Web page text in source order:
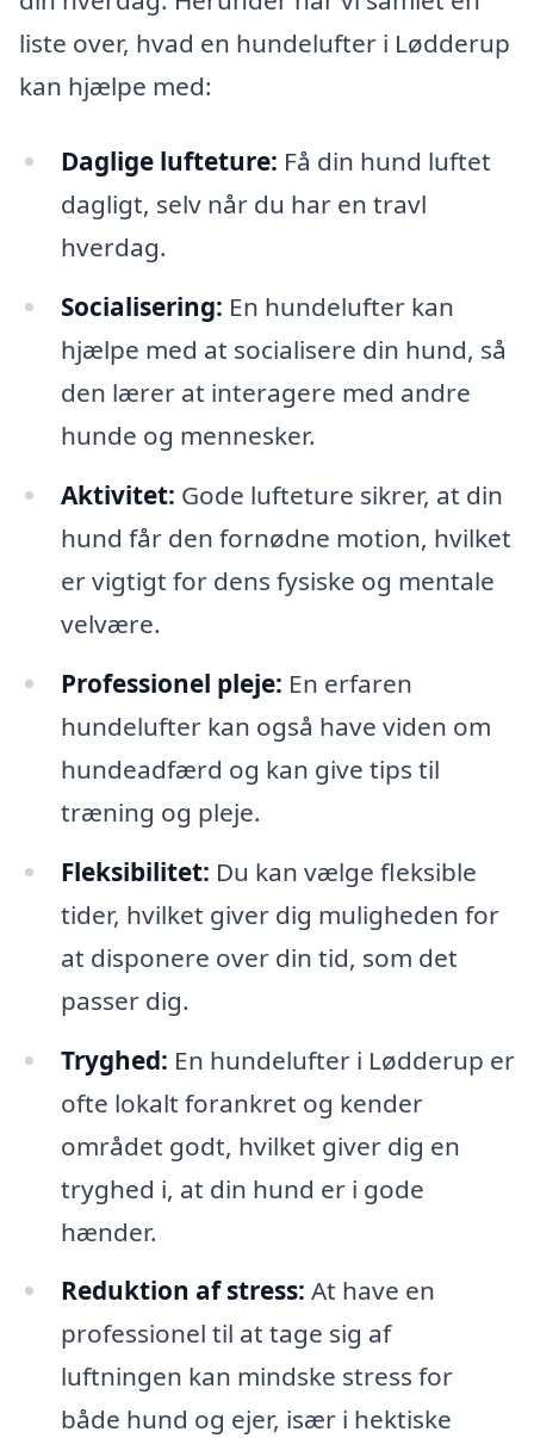
liste over, hvad en hundelufter i Lødderup
kan hjælpe med:
Daglige lufteture: Få din hund luftet
dagligt, selv når du har en travl
hverdag.
Socialisering: En hundelufter kan
hjælpe med at socialisere din hund, så
den lærer at interagere med andre
hunde og mennesker.
Aktivitet: Gode lufteture sikrer, at din
hund får den fornødne motion, hvilket
er vigtigt for dens fysiske og mentale
velvære.
Professionel pleje: En erfaren
hundelufter kan også have viden om
hundeadfærd og kan give tips til
træning og pleje.
Fleksibilitet: Du kan vælge fleksible
tider, hvilket giver dig muligheden for
at disponere over din tid, som det
passer dig.
Tryghed: En hundelufter i Lødderup er
ofte lokalt forankret og kender
området godt, hvilket giver dig en
tryghed i, at din hund er i gode
hænder.
Reduktion af stress: At have en
professionel til at tage sig af
luftningen kan mindske stress for
både hund og ejer, især i hektiske